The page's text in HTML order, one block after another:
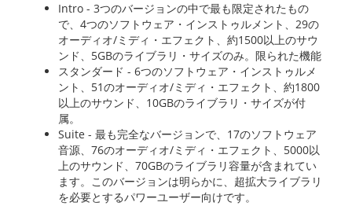
Intro - 3つのバージョンの中で最も限定されたもの
で、4つのソフトウェア・インストゥルメント、29の
オーディオ/ミディ・エフェクト、約1500以上のサウ
ンド、5GBのライブラリ・サイズのみ。限られた機能
スタンダード - 6つのソフトウェア・インストゥルメ
ント、51のオーディオ/ミディ・エフェクト、約1800
以上のサウンド、10GBのライブラリ・サイズが付
属。
Suite - 最も完全なバージョンで、17のソフトウェア
音源、76のオーディオ/ミディ・エフェクト、5000以
上のサウンド、70GBのライブラリ容量が含まれてい
ます。このバージョンは明らかに、超拡大ライブラリ
を必要とするパワーユーザー向けです。